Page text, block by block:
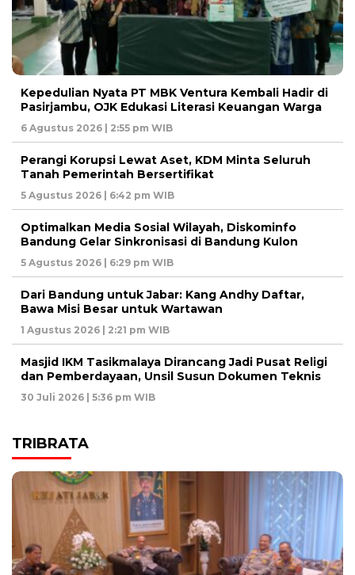
Kepedulian Nyata PT MBK Ventura Kembali Hadir di
Pasirjambu, OJK Edukasi Literasi Keuangan Warga
6 Agustus 2026 | 2:55 pm WIB
Perangi Korupsi Lewat Aset, KDM Minta Seluruh
Tanah Pemerintah Bersertifikat
5 Agustus 2026 | 6:42 pm WIB
Optimalkan Media Sosial Wilayah, Diskominfo
Bandung Gelar Sinkronisasi di Bandung Kulon
5 Agustus 2026 | 6:29 pm WIB
Dari Bandung untuk Jabar: Kang Andhy Daftar,
Bawa Misi Besar untuk Wartawan
1 Agustus 2026 | 2:21 pm WIB
Masjid IKM Tasikmalaya Dirancang Jadi Pusat Religi
dan Pemberdayaan, Unsil Susun Dokumen Teknis
30 Juli 2026 | 5:36 pm WIB
TRIBRATA